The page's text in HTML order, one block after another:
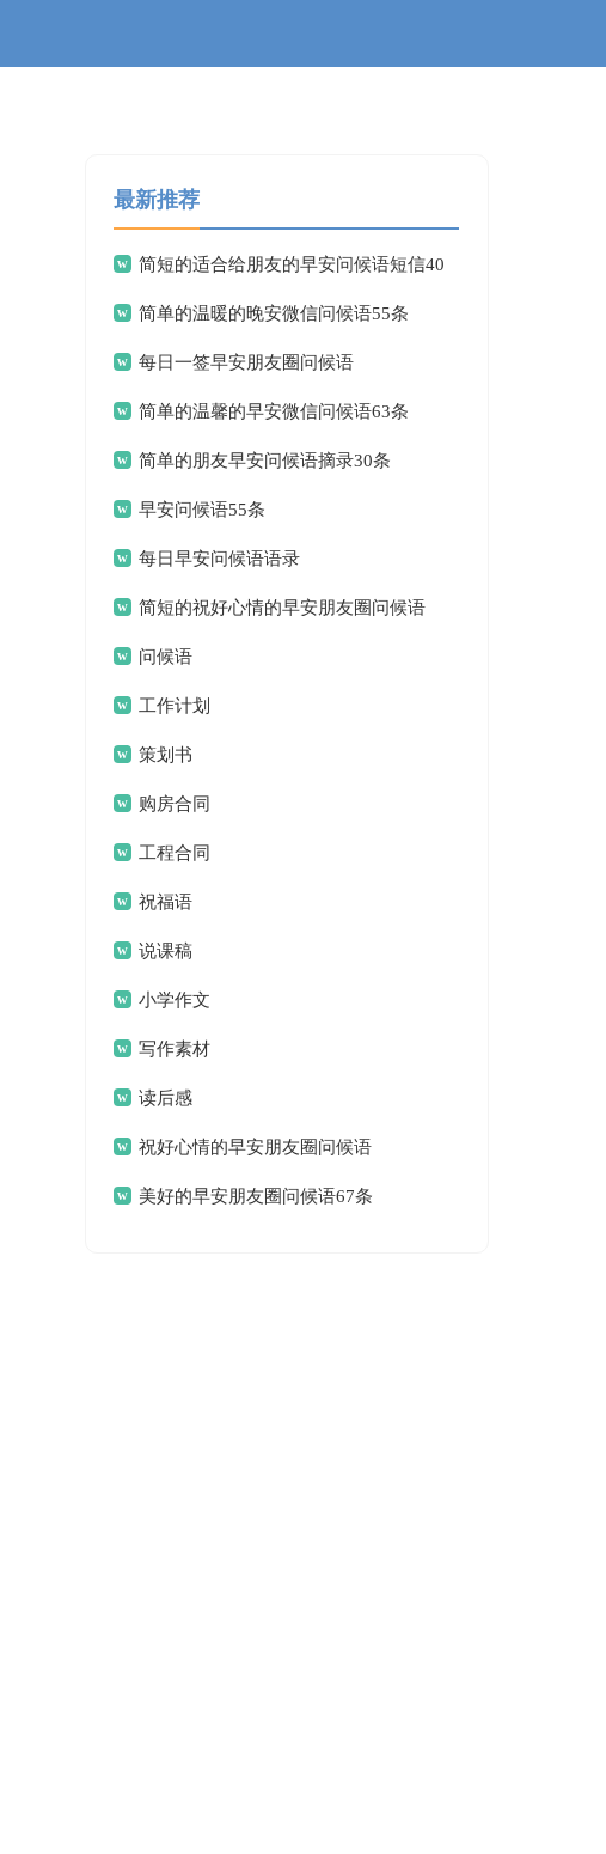
最新推荐
简短的适合给朋友的早安问候语短信40
条 简单的温暖的晚安微信问候语55条
每日一签早安朋友圈问候语
简单的温馨的早安微信问候语63条
简单的朋友早安问候语摘录30条
早安问候语55条
每日早安问候语语录
简短的祝好心情的早安朋友圈问候语
问候语
工作计划
策划书
购房合同
工程合同
祝福语
说课稿
小学作文
写作素材
读后感
祝好心情的早安朋友圈问候语
美好的早安朋友圈问候语67条